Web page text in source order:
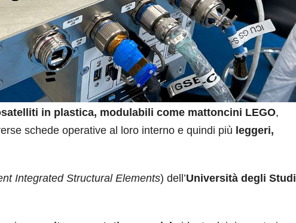
in plastica, modulabili come mattoncini LEGO,
schede operative al loro interno e quindi più leggeri,
Integrated Structural Elements) dell’Università degli Studi